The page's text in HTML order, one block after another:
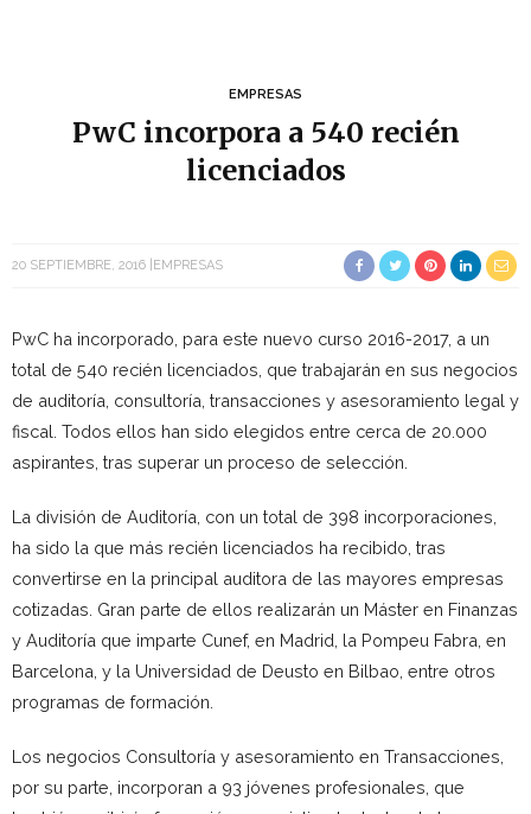
EMPRESAS
PwC incorpora a 540 recién
licenciados
20 SEPTIEMBRE, 2016 EMPRESAS
PwC ha incorporado, para este nuevo curso 2016-2017, a un
total de 540 recién licenciados, que trabajarán en sus negocios
de auditoría, consultoría, transacciones y asesoramiento legal y
fiscal. Todos ellos han sido elegidos entre cerca de 20.000
aspirantes, tras superar un proceso de selección.
La división de Auditoría, con un total de 398 incorporaciones,
ha sido la que más recién licenciados ha recibido, tras
convertirse en la principal auditora de las mayores empresas
cotizadas. Gran parte de ellos realizarán un Máster en Finanzas
y Auditoría que imparte Cunef, en Madrid, la Pompeu Fabra, en
Barcelona, y la Universidad de Deusto en Bilbao, entre otros
programas de formación.
Los negocios Consultoría y asesoramiento en Transacciones,
por su parte, incorporan a 93 jóvenes profesionales, que